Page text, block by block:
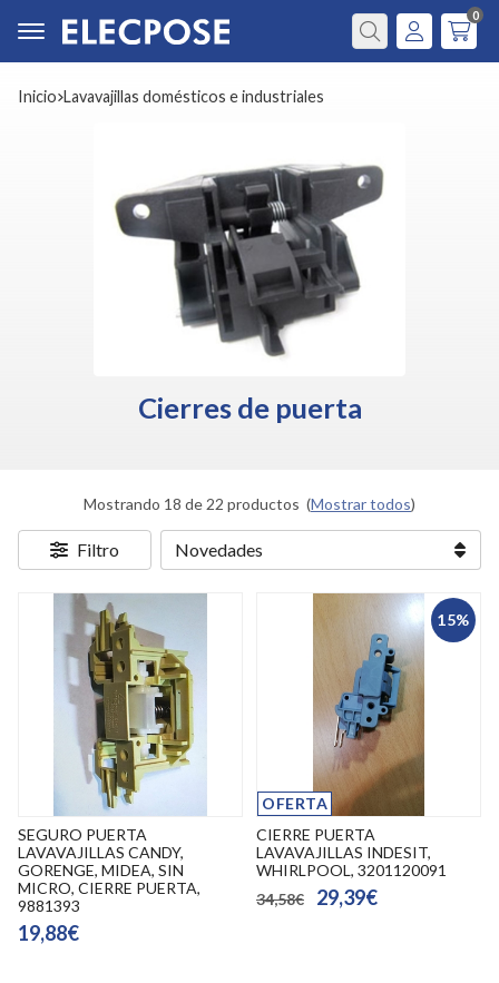
Buscar
0
Inicio lavavajillas domésticos e industriales
Cierres de puerta
Mostrando 18 de 22 productos (Mostrar todos)
Filtro
SEGURO PUERTA
LAVAVAJILLAS CANDY,
GORENGE, MIDEA, SIN
MICRO, CIERRE PUERTA,
9881393
19,88€
15%
OFERTA
CIERRE PUERTA
LAVAVAJILLAS INDESIT,
WHIRLPOOL, 3201120091
34,58€
29,39€